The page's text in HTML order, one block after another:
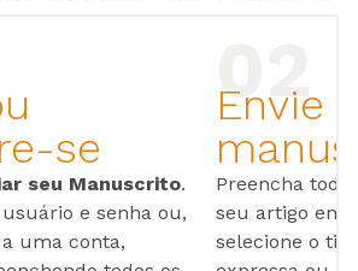
se
seu Manuscrito.
e senha ou,
uma conta,
Envie
Preencha
seu artigo em
selecione o